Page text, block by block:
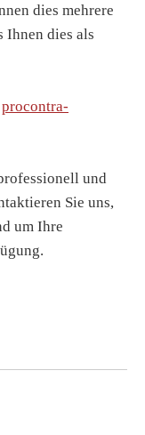
dies mehrere
Ihnen dies als
procontra-
und
Sie uns,
um Ihre